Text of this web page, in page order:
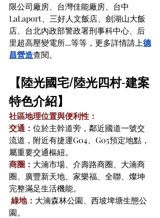
限公司廠房、台灣佳能廠房、台中
LaLaport、三好人文飯店、劍湖山大飯
店、台北內政部警政署刑事科中心、后
里超高壓變電所...等等，更多詳情請上德
昌營造查閱。
【陸光國宅/陸光四村-建案
特色介紹】
社區地理位置與便利性：
交通： 位於主幹道旁，鄰近國道一號交
流道，附近有捷運G04、G05預定地點，
屬重要交通樞紐。
商圈： 大湳市場、介壽路商圈、大湳商
圈、廣豐新天地、家樂福、全聯、燦坤
完整滿足生活機能。
綠地： 大湳森林公園、西坡埤塘生態公
園。